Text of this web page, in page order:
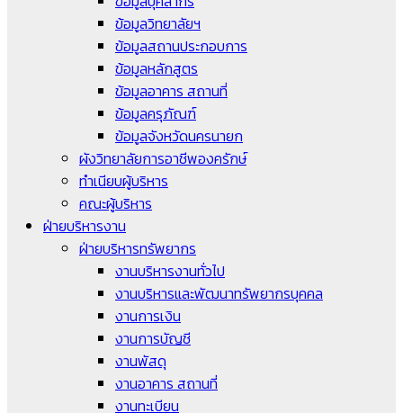
ข้อมูลวิทยาลัยฯ
ข้อมูลสถานประกอบการ
ข้อมูลหลักสูตร
ข้อมูลอาคาร สถานที่
ข้อมูลครุภัณฑ์
ข้อมูลจังหวัดนครนายก
ผังวิทยาลัยการอาชีพองครักษ์
ทำเนียบผู้บริหาร
คณะผู้บริหาร
ฝ่ายบริหารงาน
ฝ่ายบริหารทรัพยากร
งานบริหารงานทั่วไป
งานบริหารและพัฒนาทรัพยากรบุคคล
งานการเงิน
งานการบัญชี
งานพัสดุ
งานอาคาร สถานที่
งานทะเบียน